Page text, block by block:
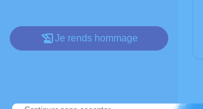
Je rends hommage